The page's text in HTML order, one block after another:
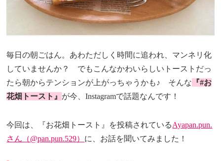
毎日の朝ごはん。あわただしく時間に追われ、マンネリ化
していませんか？ でもこんなかわいらしいトーストだっ
たら朝からテンションが上がっちゃうかも♪ そんな 『#お
花畑トースト』 が今、Instagramで話題なんです！
今回は、『お花畑トースト』を投稿されているAyapan.pun.
さん（@pan.pun.529） に、お話を聞いてみました！